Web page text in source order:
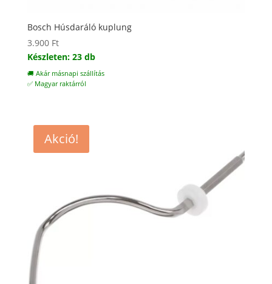
Bosch Húsdaráló kuplung
3.900 Ft
Készleten: 23 db
🚚 Akár másnapi szállítás
✅ Magyar raktárról
Akció!